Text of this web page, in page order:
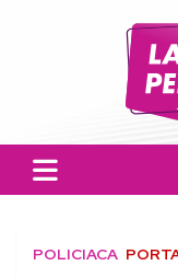
Las
informado a la
POLICIACA